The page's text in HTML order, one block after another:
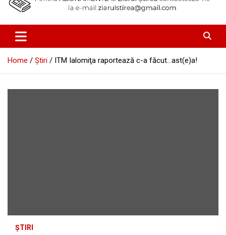
Home Știri ITM Ialomiţa raportează c-a făcut…ast(e)a!
ȘTIRI